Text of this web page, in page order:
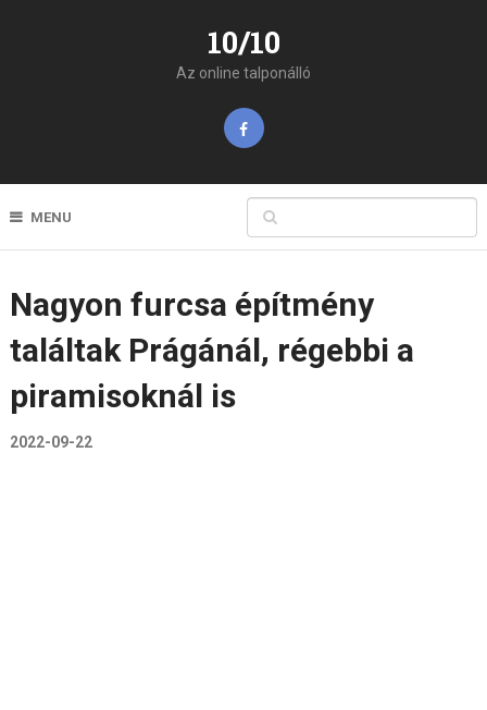
10/10
Az online talponálló
MENU
Nagyon furcsa építmény
találtak Prágánál, régebbi a
piramisoknál is
2022-09-22